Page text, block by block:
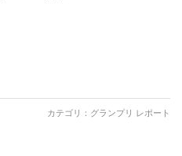
カテゴリ： グランプリ レポート